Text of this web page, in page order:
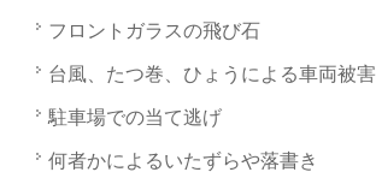
フロントガラスの飛び石
台風、たつ巻、ひょうによる車両被害
駐車場での当て逃げ
何者かによるいたずらや落書き